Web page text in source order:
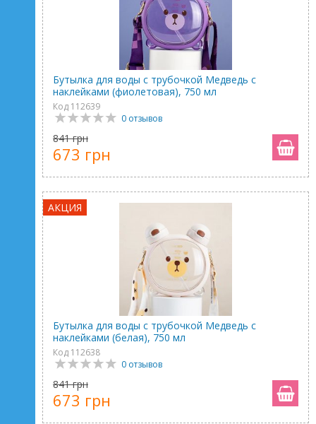
Бутылка для воды с трубочкой Медведь с
наклейками (фиолетовая), 750 мл
Код 112639
0 отзывов
841 грн
673 грн
АКЦИЯ
Бутылка для воды с трубочкой Медведь с
наклейками (белая), 750 мл
Код 112638
0 отзывов
841 грн
673 грн